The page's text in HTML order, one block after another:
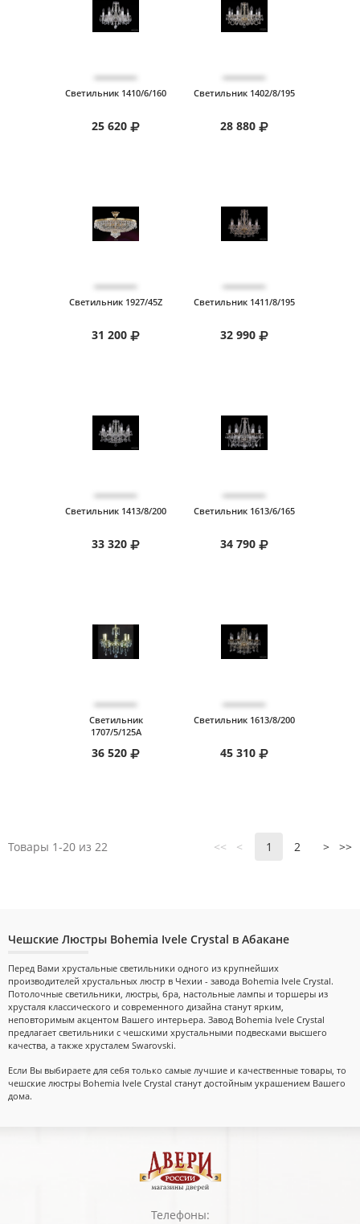
Светильник 1410/6/160
25 620
Светильник 1402/8/195
28 880
Светильник 1927/45Z
31 200
Светильник 1411/8/195
32 990
Светильник 1413/8/200
33 320
Светильник 1613/6/165
34 790
Светильник
1707/5/125A
36 520
Светильник 1613/8/200
45 310
Товары 1-20 из 22 << < 1 2 > >>
Чешские Люстры Bohemia Ivele Crystal в Абакане
Перед Вами хрустальные светильники одного из крупнейших
производителей хрустальных люстр в Чехии - завода Bohemia Ivele Crystal.
Потолочные светильники, люстры, бра, настольные лампы и торшеры из
хрусталя классического и современного дизайна станут ярким,
неповторимым акцентом Вашего интерьера. Завод Bohemia Ivele Crystal
предлагает светильники с чешскими хрустальными подвесками высшего
качества, а также хрусталем Swarovski.
Если Вы выбираете для себя только самые лучшие и качественные товары, то
чешские люстры Bohemia Ivele Crystal станут достойным украшением Вашего
дома.
Телефоны: